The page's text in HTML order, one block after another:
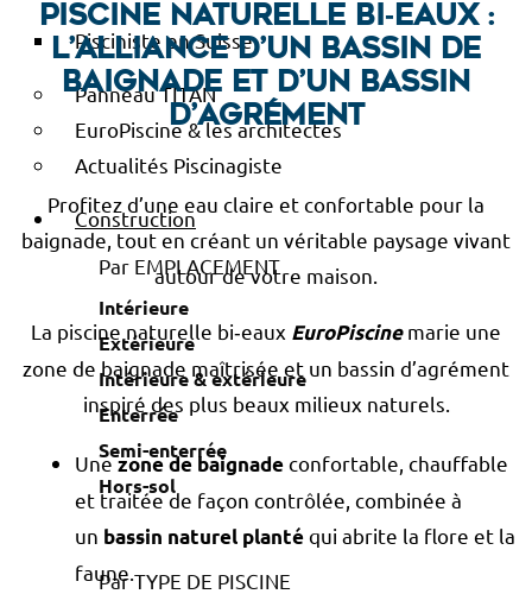
Pisciniste en Suisse
Panneau TITAN
EuroPiscine & les architectes
Actualités Piscinagiste
Construction
Par EMPLACEMENT
Intérieure
Extérieure
Intérieure & extérieure
Enterrée
Semi-enterrée
Hors-sol
Par TYPE DE PISCINE
Piscine naturelle bi‑eaux :
l’alliance d’un bassin de
baignade et d’un bassin
d’agrément
Profitez d’une eau claire et confortable pour la
baignade, tout en créant un véritable paysage vivant
autour de votre maison.
La piscine naturelle bi‑eaux EuroPiscine marie une
zone de baignade maîtrisée et un bassin d’agrément
inspiré des plus beaux milieux naturels.
Unezone de baignadeconfortable, chauffable
et traitée de façon contrôlée, combinée à
un bassin naturel plantéqui abrite la flore et la
faune.